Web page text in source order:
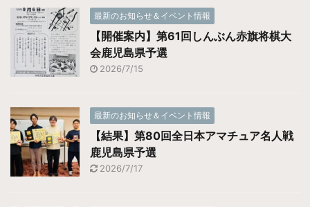
最新のお知らせ＆イベント情報
【開催案内】第61回しんぶん赤旗将棋大
会鹿児島県予選
2026/7/15
最新のお知らせ＆イベント情報
【結果】第80回全日本アマチュア名人戦
鹿児島県予選
2026/7/17